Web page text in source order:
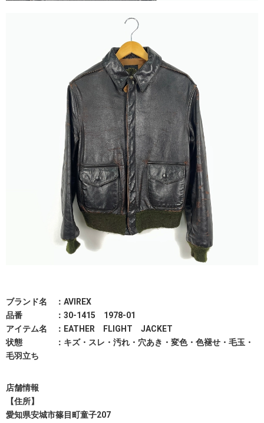
ブランド名 ：AVIREX
品番 ：30-1415 1978-01
アイテム名 ：EATHER FLIGHT JACKET
状態 ：キズ・スレ・汚れ・穴あき・変色・色褪せ・毛玉・
毛羽立ち
店舗情報
【住所】
愛知県安城市篠目町童子207